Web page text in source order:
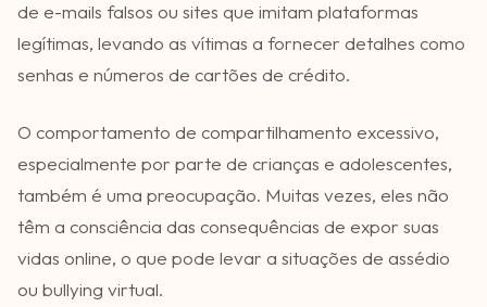
de e-mails falsos ou sites que imitam plataformas
legítimas, levando as vítimas a fornecer detalhes como
senhas e números de cartões de crédito.
O comportamento de compartilhamento excessivo,
especialmente por parte de crianças e adolescentes,
também é uma preocupação. Muitas vezes, eles não
têm a consciência das consequências de expor suas
vidas online, o que pode levar a situações de assédio
ou bullying virtual.